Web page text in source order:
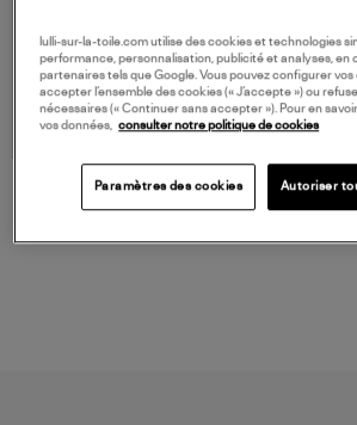
JEROME DREYFUSS
Sac Bobi S Cuir Lamé
Mocassins
lulli-sur-la-toile.com utilise des cookies et technologies
performance, personnalisation, publicité et analyses, en
partenaires tels que Google. Vous pouvez configurer vos
accepter l’ensemble des cookies (« J’accepte ») ou
nécessaires (« Continuer sans accepter »). Pour en
vos données, consulter notre politique de cookies
Paramètres des cookies Autoriser